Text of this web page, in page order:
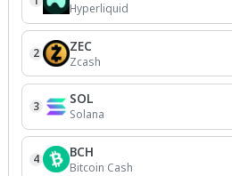
Hyperliquid
2 ZEC
Zcash
3 SOL
Solana
4 BCH
Bitcoin Cash